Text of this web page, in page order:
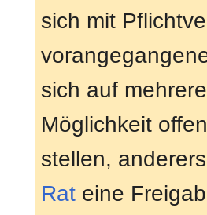
sich mit
sich auf
Möglichkeit
stellen,
Rat eine